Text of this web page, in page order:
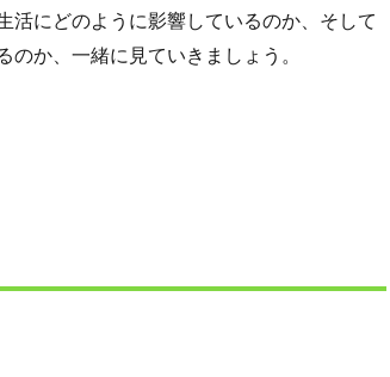
活にどのように影響しているのか、そして
か、一緒に見ていきましょう。